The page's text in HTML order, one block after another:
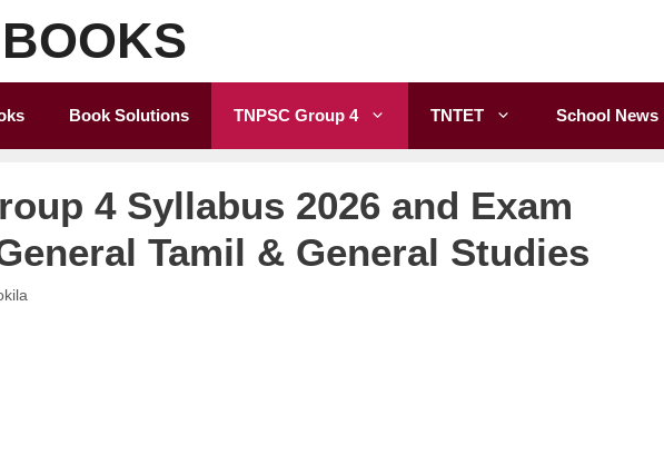
Book Solutions TNPSC Group 4 TNTET School News
4 Syllabus 2026 and Exam
Tamil & General Studies